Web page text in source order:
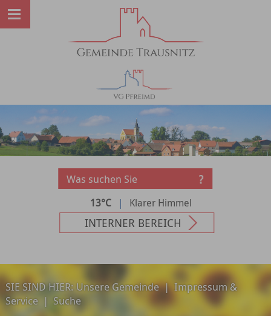
13°C | Klarer Himmel
INTERNER BEREICH
SIE SIND HIER:Unsere Gemeinde|Impressum &
Service | Suche